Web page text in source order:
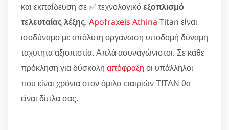
και εκπαίδευση σε ✅ τεχνολογικόεξοπλισμό
τελευταίας λέξης. Apofraxeis Athina Titan είναι
ισοδύναμο με απόλυτη οργάνωση υποδομή δύναμη
ταχύτητα αξιοπιστία. Απλά ασυναγώνιστοι. Σε κάθε
πρόκληση για δύσκολη απόφραξη οι υπάλληλοι
που είναι χρόνια στον όμιλο εταιριών ΤΙΤΑΝ θα
είναι δίπλα σας.